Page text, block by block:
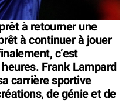
à retourner une
à continuer à jouer
c’est
Frank Lampard
carrière sportive
de génie et de